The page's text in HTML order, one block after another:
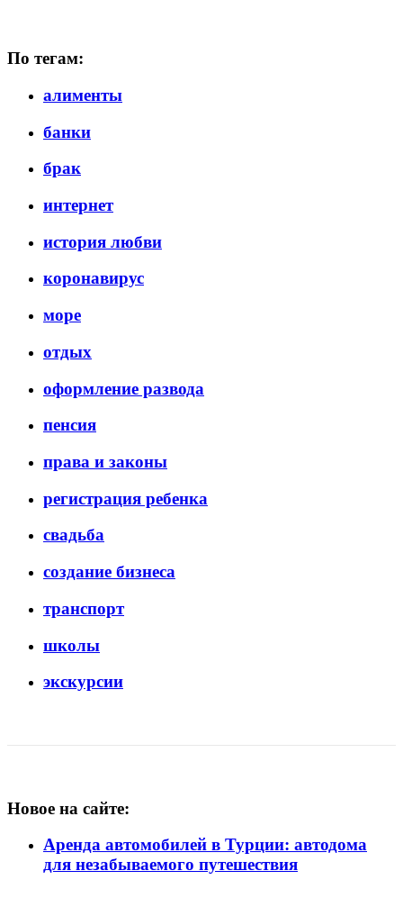
По тегам:
алименты
банки
брак
интернет
история любви
коронавирус
море
отдых
оформление развода
пенсия
права и законы
регистрация ребенка
свадьба
создание бизнеса
транспорт
школы
экскурсии
Новое на сайте:
Аренда автомобилей в Турции: автодома
для незабываемого путешествия